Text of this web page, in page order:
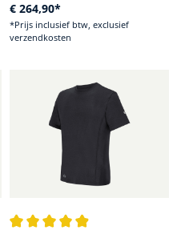
€ 264,90*
*Prijs inclusief btw, exclusief
verzendkosten